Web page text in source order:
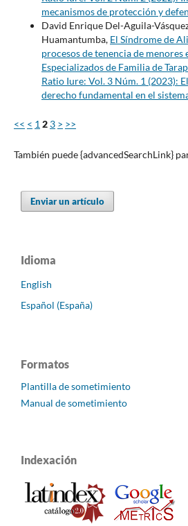
mecanismos de protección y
David Enrique Del-Aguila-
Huamantumba, El Síndrome de
procesos de tenencia de menores
Especializados de Familia de
Ratio Iure: Vol. 3 Núm. 1 (2023):
derecho fundamental en el
<< < 1 2 3 > >>
También puede {advancedSearchLink}
Enviar un artículo
Idioma
English
Español (España)
Formatos
Plantilla de sometimiento
Manual de sometimiento
Indexación